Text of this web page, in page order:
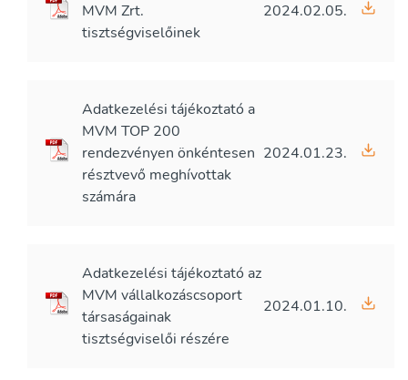
MVM Zrt.
tisztségviselőinek
2024.02.05.
Adatkezelési tájékoztató a
MVM TOP 200
rendezvényen önkéntesen
résztvevő meghívottak
számára
2024.01.23.
Adatkezelési tájékoztató az
MVM vállalkozáscsoport
társaságainak
tisztségviselői részére
2024.01.10.